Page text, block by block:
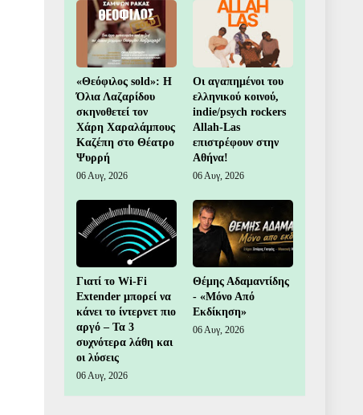
«Θεόφιλος sold»: Η
Όλια Λαζαρίδου
σκηνοθετεί τον
Χάρη Χαραλάμπους
Καζέπη στο Θέατρο
Ψυρρή
06 Αυγ, 2026
Οι αγαπημένοι του
ελληνικού κοινού,
indie/psych rockers
Allah-Las
επιστρέφουν στην
Αθήνα!
06 Αυγ, 2026
Γιατί το Wi-Fi
Extender μπορεί να
κάνει το ίντερνετ πιο
αργό – Τα 3
συχνότερα λάθη και
οι λύσεις
06 Αυγ, 2026
Θέμης Αδαμαντίδης
- «Μόνο Από
Εκδίκηση»
06 Αυγ, 2026